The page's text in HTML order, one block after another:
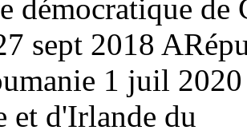
démocratique de
sept 2018 A
1 juil
et d'Irlande du